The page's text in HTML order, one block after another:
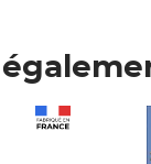
Prix